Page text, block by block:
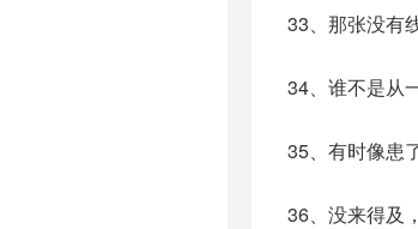
33、那张没有
34、谁不是从
35、有时像患
36、没来得及